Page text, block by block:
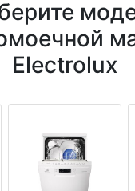
Electrolux